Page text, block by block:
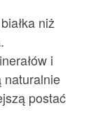
niż
i
naturalnie
postać